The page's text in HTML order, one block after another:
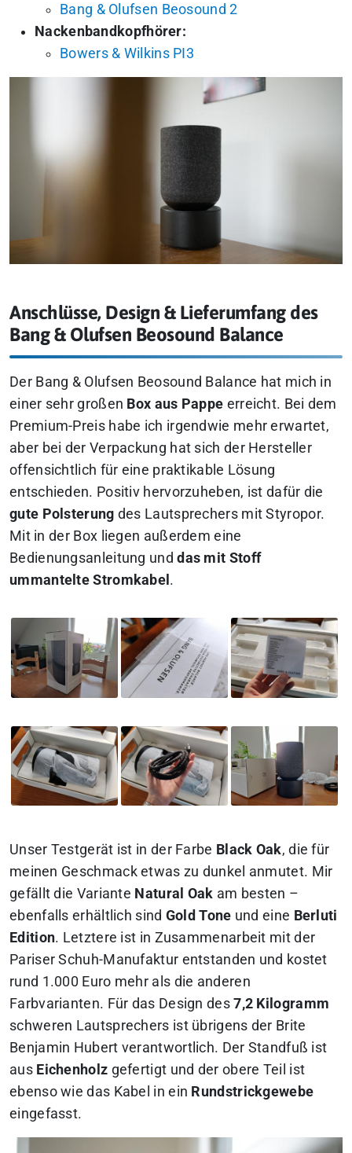
Bang & Olufsen Beosound 2
Nackenbandkopfhörer:
Bowers & Wilkins PI3
Anschlüsse, Design & Lieferumfang des
Bang & Olufsen Beosound Balance
Der Bang & Olufsen Beosound Balance hat mich in
einer sehr großen Box aus Pappe erreicht. Bei dem
Premium-Preis habe ich irgendwie mehr erwartet,
aber bei der Verpackung hat sich der Hersteller
offensichtlich für eine praktikable Lösung
entschieden. Positiv hervorzuheben, ist dafür die
gute Polsterung des Lautsprechers mit Styropor.
Mit in der Box liegen außerdem eine
Bedienungsanleitung unddas mit Stoff
ummantelte Stromkabel .
Unser Testgerät ist in der Farbe Black Oak, die für
meinen Geschmack etwas zu dunkel anmutet. Mir
gefällt die Variante Natural Oak am besten –
ebenfalls erhältlich sind Gold Tone und eine Berluti
Edition. Letztere ist in Zusammenarbeit mit der
Pariser Schuh-Manufaktur entstanden und kostet
rund 1.000 Euro mehr als die anderen
Farbvarianten. Für das Design des7,2 Kilogramm
schweren Lautsprechers ist übrigens der Brite
Benjamin Hubert verantwortlich. Der Standfuß ist
aus Eichenholz gefertigt und der obere Teil ist
ebenso wie das Kabel in ein Rundstrickgewebe
eingefasst.